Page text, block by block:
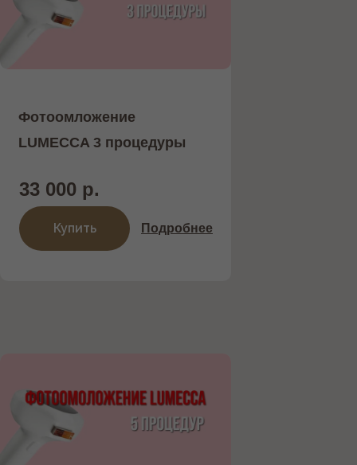
Подробнее
33 000 р.
Фотоомложение
LUMECCA 3 процедуры
Купить